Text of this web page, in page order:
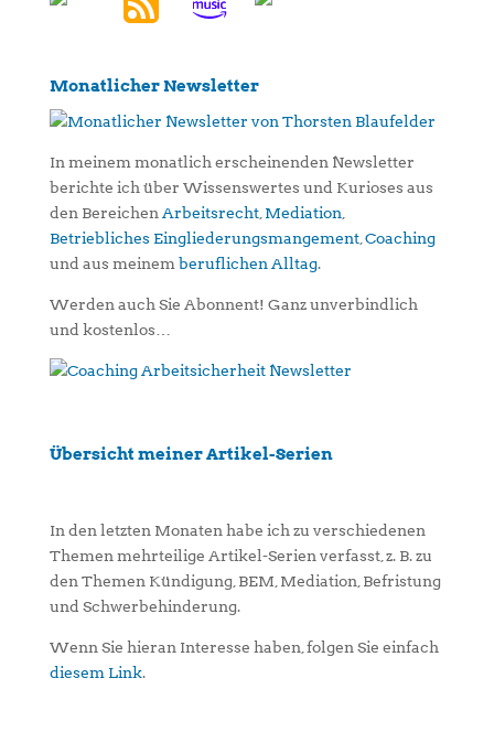
Monatlicher Newsletter
In meinem monatlich erscheinenden Newsletter
berichte ich über Wissenswertes und Kurioses aus
den BereichenArbeitsrecht,Mediation,
Betriebliches Eingliederungsmangement,Coaching
und aus meinemberuflichen Alltag.
Werden auch Sie Abonnent! Ganz unverbindlich
und kostenlos…
Übersicht meiner Artikel-Serien
In den letzten Monaten habe ich zu verschiedenen
Themen mehrteilige Artikel-Serien verfasst, z. B. zu
den Themen Kündigung, BEM, Mediation, Befristung
und Schwerbehinderung.
Wenn Sie hieran Interesse haben, folgen Sie einfach
diesem Link.